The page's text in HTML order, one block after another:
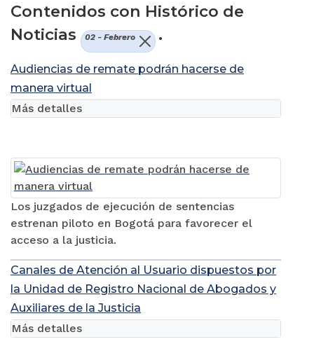
Contenidos con Histórico de
Noticias
02 - Febrero .
Audiencias de remate podrán hacerse de
manera virtual
Los juzgados de ejecución de sentencias
estrenan piloto en Bogotá para favorecer el
acceso a la justicia.
Más detalles
Canales de Atención al Usuario dispuestos por
la Unidad de Registro Nacional de Abogados y
Auxiliares de la Justicia
Más detalles